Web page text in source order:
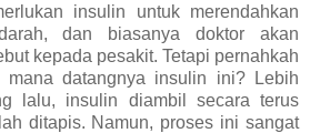
insulin untuk merendahkan
dan biasanya doktor akan
kepada pesakit. Tetapi pernahkah
datangnya insulin ini? Lebih
lalu, insulin diambil secara terus
ditapis. Namun, proses ini sangat